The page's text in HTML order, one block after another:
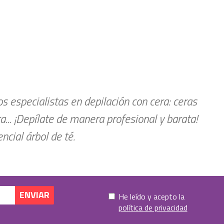
especialistas en depilación con cera: ceras
¡Depílate de manera profesional y barata!
árbol de té.
He leído y acepto la
política de privacidad